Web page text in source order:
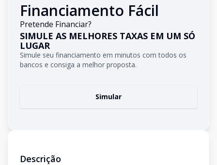
Financiamento Fácil
Pretende Financiar?
SIMULE AS MELHORES TAXAS EM UM SÓ
LUGAR
Simule seu financiamento em minutos com todos os
bancos e consiga a melhor proposta.
Simular
Descrição